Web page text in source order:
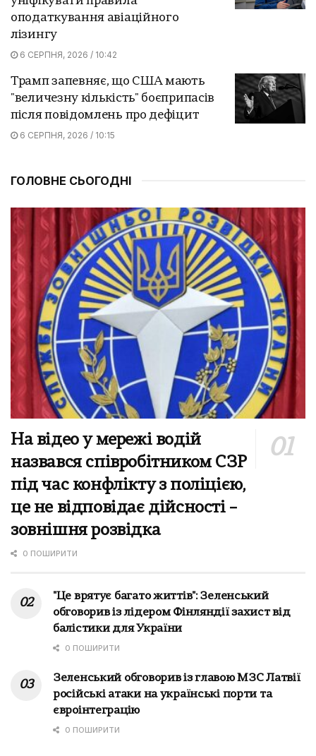
оподаткування авіаційного
лізингу
6 СЕРПНЯ, 2026 / 10:42
Трамп запевняє, що США мають
"величезну кількість" боєприпасів
після повідомлень про дефіцит
6 СЕРПНЯ, 2026 / 10:15
ГОЛОВНЕ СЬОГОДНІ
На відео у мережі водій
назвався співробітником СЗР
під час конфлікту з поліцією,
це не відповідає дійсності –
зовнішня розвідка
0 ПОШИРИТИ
"Це врятує багато життів": Зеленський
обговорив із лідером Фінляндії захист від
балістики для України
0 ПОШИРИТИ
Зеленський обговорив із главою МЗС Латвії
російські атаки на українські порти та
євроінтеграцію
0 ПОШИРИТИ